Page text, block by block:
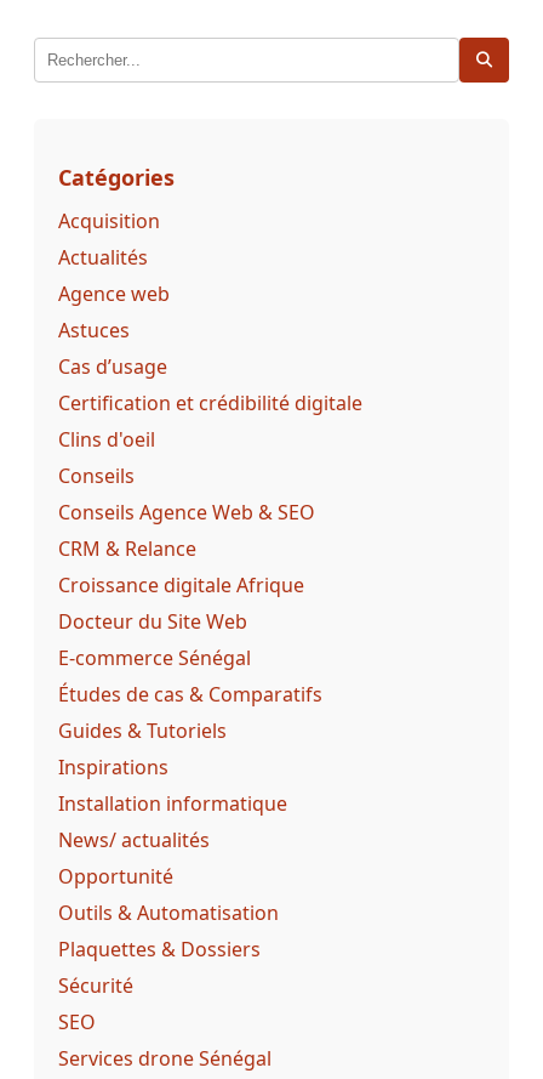
Catégories
Acquisition
Actualités
Agence web
Astuces
Cas d’usage
Certification et crédibilité digitale
Clins d'oeil
Conseils
Conseils Agence Web & SEO
CRM & Relance
Croissance digitale Afrique
Docteur du Site Web
E-commerce Sénégal
Études de cas & Comparatifs
Guides & Tutoriels
Inspirations
Installation informatique
News/ actualités
Opportunité
Outils & Automatisation
Plaquettes & Dossiers
Sécurité
SEO
Services drone Sénégal